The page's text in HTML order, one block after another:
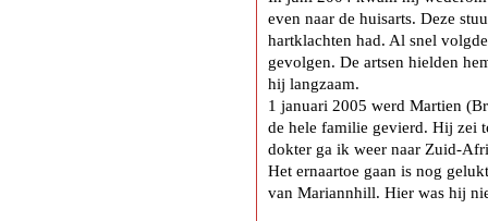
even naar de huisarts. Deze
hartklachten had. Al snel
gevolgen. De artsen hielden
hij langzaam.
1 januari 2005 werd Martien
de hele familie gevierd. Hij zei
dokter ga ik weer naar Zuid-
Het ernaartoe gaan is nog
van Mariannhill. Hier was hij